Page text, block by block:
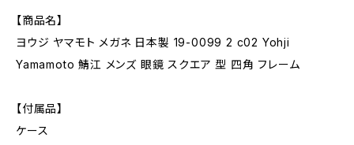
【商品名】
ヨウジ ヤマモト メガネ 日本製 19-0099 2 c02 Yohji
Yamamoto 鯖江 メンズ 眼鏡 スクエア 型 四角 フレーム
【付属品】
ケース